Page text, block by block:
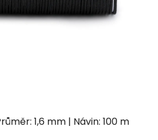
1,6 mm | Návin: 100 m